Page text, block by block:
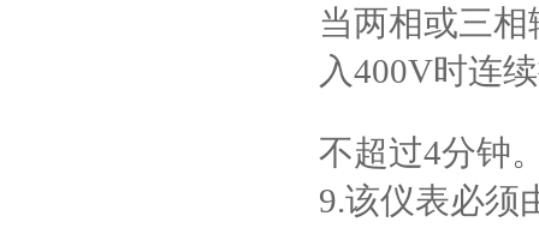
当两相或三
入400V时连
不超过4分钟
9.该仪表必须